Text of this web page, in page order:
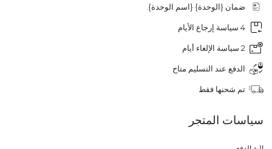
ضمان {الوحدة} {اسم الوحدة}.
4 سياسة إرجاع الأيام
2 سياسة الإلغاء أيام
الدفع عند التسليم متاح
تم شحنها فقط
سياسات المتجر